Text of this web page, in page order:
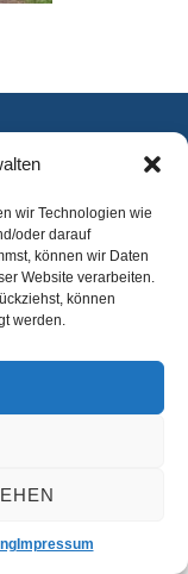
wir Technologien wie
oder darauf
können wir Daten
Website verarbeiten.
können
werden.
Impressum
e.V.